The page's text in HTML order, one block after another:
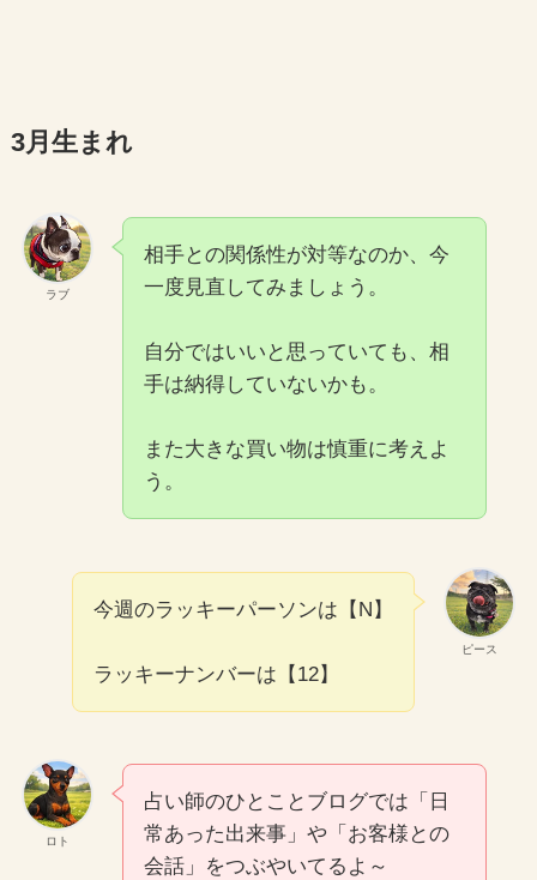
3月生まれ
ラブ
相手との関係性が対等なのか、今
一度見直してみましょう。
自分ではいいと思っていても、相
手は納得していないかも。
また大きな買い物は慎重に考えよ
う。
ピース
今週のラッキーパーソンは【N】
ラッキーナンバーは【12】
ロト
占い師のひとことブログでは「日
常あった出来事」や「お客様との
会話」をつぶやいてるよ～